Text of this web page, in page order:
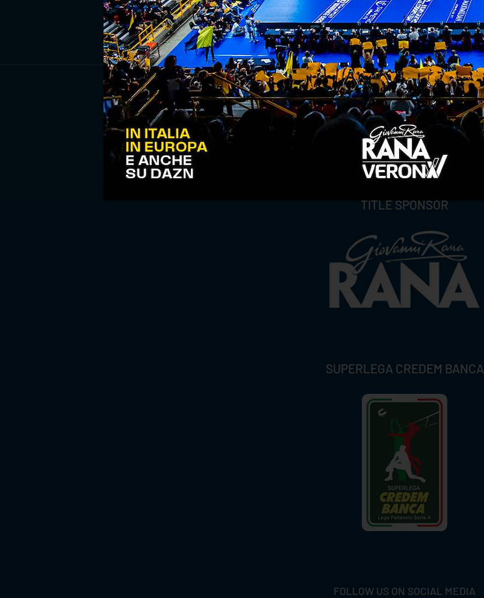
ISCRIVITI ALLANEWSLETTER
TITLE SPONSOR
SUPERLEGA CREDEM BANCA
FOLLOW US ON SOCIAL MEDIA